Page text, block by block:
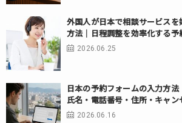
外国人が日本で相談サービス
方法｜日程調整を効率化する予
2026.06.25
日本の予約フォームの入力方
氏名・電話番号・住所・キャン
2026.06.16